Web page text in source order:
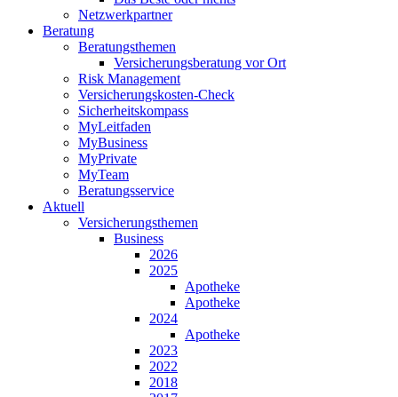
Netzwerkpartner
Beratung
Beratungsthemen
Versicherungsberatung vor Ort
Risk Management
Versicherungskosten-Check
Sicherheitskompass
MyLeitfaden
MyBusiness
MyPrivate
MyTeam
Beratungsservice
Aktuell
Versicherungsthemen
Business
2026
2025
Apotheke
Apotheke
2024
Apotheke
2023
2022
2018